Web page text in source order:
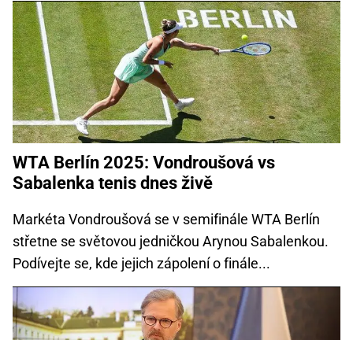
WTA Berlín 2025: Vondroušová vs
Sabalenka tenis dnes živě
Markéta Vondroušová se v semifinále WTA Berlín
střetne se světovou jedničkou Arynou Sabalenkou.
Podívejte se, kde jejich zápolení o finále...